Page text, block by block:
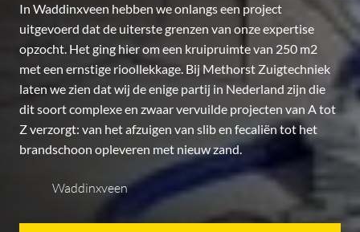
In Waddinxveen hebben we onlangs een project
uitgevoerd dat de uiterste grenzen van onze expertise
opzocht. Het ging hier om een kruipruimte van 250 m2
met een ernstige rioollekkage. Bij Methorst Zuigtechniek
laten we zien dat wij de enige partij in Nederland zijn die
dit soort complexe en zwaar vervuilde projecten van A tot
Z verzorgt: van het afzuigen van slib en fecaliën tot het
brandschoon opleveren met nieuw zand.
Waddinxveen